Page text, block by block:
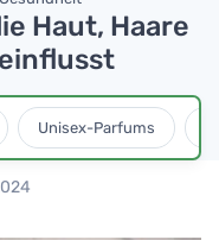
Haut, Haare
Unisex-Parfums